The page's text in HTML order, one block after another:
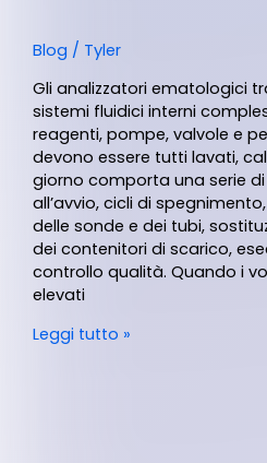
Blog / Tyler
Gli analizzatori ematologici
sistemi fluidici interni
reagenti, pompe, valvole e
devono essere tutti lavati,
giorno comporta una serie
all’avvio, cicli di
delle sonde e dei tubi,
dei contenitori di scarico,
controllo qualità. Quando i
elevati
Leggi tutto »